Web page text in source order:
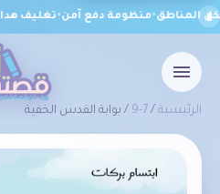
المناطق•منظومة دفع آمن•تغليف
الرئيسية /
7-9 / بوابة القدس الخفية